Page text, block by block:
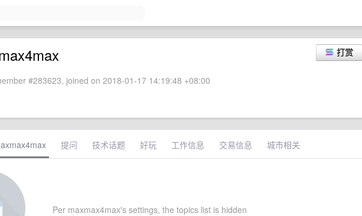
打赏
#283623, joined on 2018-01-17 14:19:48 +08:00
提问 技术话题 好玩 工作信息 交易信息 城市相关
Per maxmax4max's settings, the topics list is hidden